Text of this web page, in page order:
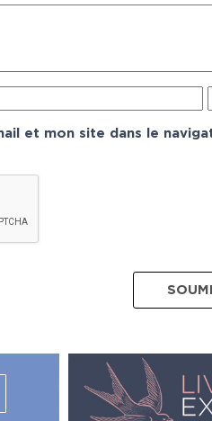
et mon site dans le